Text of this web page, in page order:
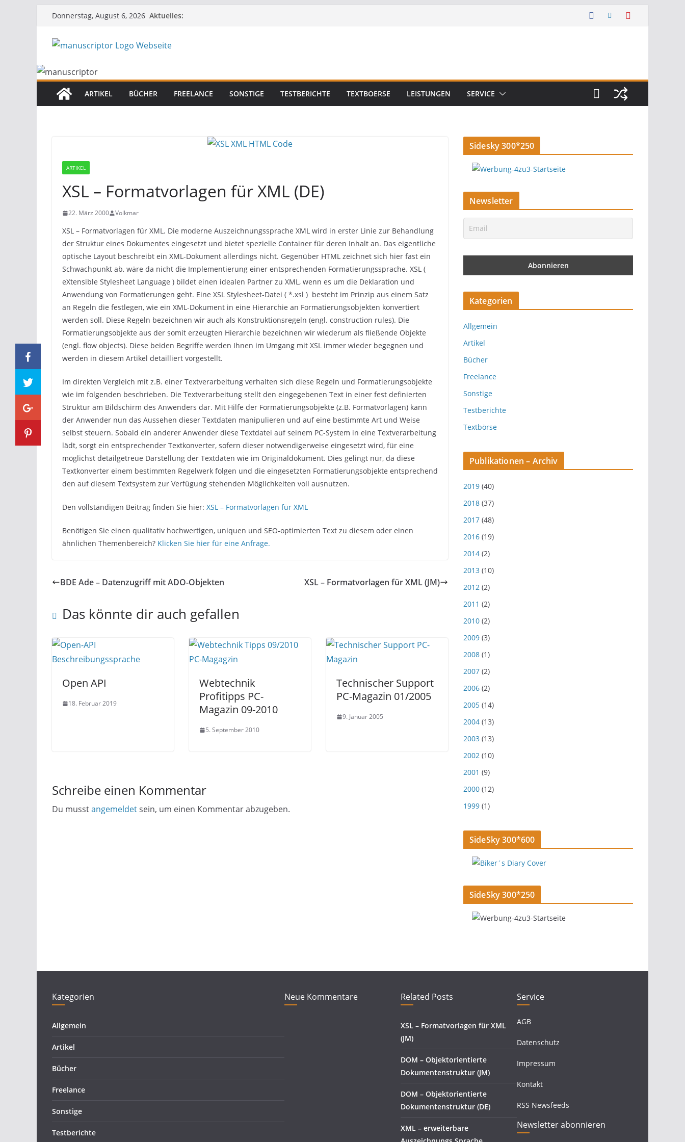
Donnerstag, August 6, 2026 Aktuelles:
ARTIKEL BÜCHER FREELANCE SONSTIGE TESTBERICHTE TEXTBOERSE LEISTUNGEN SERVICE
ARTIKEL
XSL – Formatvorlagen für XML (DE)
22. März 2000 Volkmar
XSL – Formatvorlagen für XML. Die moderne Auszeichnungssprache XML wird in erster Linie zur Behandlung
der Struktur eines Dokumentes eingesetzt und bietet spezielle Container für deren Inhalt an. Das eigentliche
optische Layout beschreibt ein XML-Dokument allerdings nicht. Gegenüber HTML zeichnet sich hier fast ein
Schwachpunkt ab, wäre da nicht die Implementierung einer entsprechenden Formatierungssprache. XSL (
eXtensible Stylesheet Language ) bildet einen idealen Partner zu XML, wenn es um die Deklaration und
Anwendung von Formatierungen geht. Eine XSL Stylesheet-Datei ( *.xsl ) besteht im Prinzip aus einem Satz
an Regeln die festlegen, wie ein XML-Dokument in eine Hierarchie an Formatierungsobjekten konvertiert
werden soll. Diese Regeln bezeichnen wir auch als Konstruktionsregeln (engl. construction rules). Die
Formatierungsobjekte aus der somit erzeugten Hierarchie bezeichnen wir wiederum als fließende Objekte
(engl. flow objects). Diese beiden Begriffe werden Ihnen im Umgang mit XSL immer wieder begegnen und
werden in diesem Artikel detailliert vorgestellt.
Im direkten Vergleich mit z.B. einer Textverarbeitung verhalten sich diese Regeln und Formatierungsobjekte
wie im folgenden beschrieben. Die Textverarbeitung stellt den eingegebenen Text in einer fest definierten
Struktur am Bildschirm des Anwenders dar. Mit Hilfe der Formatierungsobjekte (z.B. Formatvorlagen) kann
der Anwender nun das Aussehen dieser Textdaten manipulieren und auf eine bestimmte Art und Weise
selbst steuern. Sobald ein anderer Anwender diese Textdatei auf seinem PC-System in eine Textverarbeitung
lädt, sorgt ein entsprechender Textkonverter, sofern dieser notwendigerweise eingesetzt wird, für eine
möglichst detailgetreue Darstellung der Textdaten wie im Originaldokument. Dies gelingt nur, da diese
Textkonverter einem bestimmten Regelwerk folgen und die eingesetzten Formatierungsobjekte entsprechend
den auf diesem Textsystem zur Verfügung stehenden Möglichkeiten voll ausnutzen.
Den vollständigen Beitrag finden Sie hier: XSL – Formatvorlagen für XML
Benötigen Sie einen qualitativ hochwertigen, uniquen und SEO-optimierten Text zu diesem oder einen
ähnlichen Themenbereich? Klicken Sie hier für eine Anfrage.
BDE Ade – Datenzugriff mit ADO-Objekten XSL – Formatvorlagen für XML (JM)
Das könnte dir auch gefallen
Open API
18. Februar 2019
Webtechnik
Profitipps PC-
Magazin 09-2010
5. September 2010
Technischer Support
PC-Magazin 01/2005
9. Januar 2005
Schreibe einen Kommentar
Du musstangemeldetsein, um einen Kommentar abzugeben.
Sidesky 300*250
Newsletter
Kategorien
Allgemein
Artikel
Bücher
Freelance
Sonstige
Testberichte
Textbörse
Publikationen – Archiv
2019 (40)
2018 (37)
2017 (48)
2016 (19)
2014 (2)
2013 (10)
2012 (2)
2011 (2)
2010 (2)
2009 (3)
2008 (1)
2007 (2)
2006 (2)
2005 (14)
2004 (13)
2003 (13)
2002 (10)
2001 (9)
2000 (12)
1999 (1)
SideSky 300*600
SideSky 300*250
Kategorien
Allgemein
Artikel
Bücher
Freelance
Sonstige
Testberichte
Neue Kommentare Related Posts
XSL – Formatvorlagen für XML
(JM)
DOM – Objektorientierte
Dokumentenstruktur (JM)
DOM – Objektorientierte
Dokumentenstruktur (DE)
XML – erweiterbare
Service
AGB
Datenschutz
Impressum
Kontakt
RSS Newsfeeds
Newsletter abonnieren